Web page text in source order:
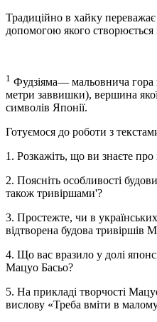
Традиційно в хайку
допомогою якого створюється
1 Фудзіяма— мальовнича гора
метри заввишки), вершина
символів Японії.
Готуємося до роботи з
1. Розкажіть, що ви знаєте
2. Поясніть особливості
також тривіршами'?
3. Простежте, чи в
відтворена будова тривіршів
4. Що вас вразило у долі
Мацуо Басьо?
5. На прикладі творчості
вислову «Треба вміти в